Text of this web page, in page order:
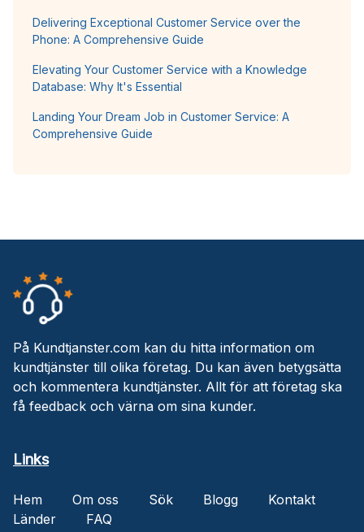
Delivering Exceptional Customer Service over the
Phone: A Comprehensive Guide
Elevating Your Customer Service with a Knowledge
Database: Why It's Essential
Landing Your Dream Job in Customer Service: A
Comprehensive Guide
På Kundtjanster.com kan du hitta information om
kundtjänster till olika företag. Du kan även betygsätta
och kommentera kundtjänster. Allt för att företag ska
få feedback och värna om sina kunder.
Links
Hem Om oss Sök Blogg
Kontakt
Länder
FAQ